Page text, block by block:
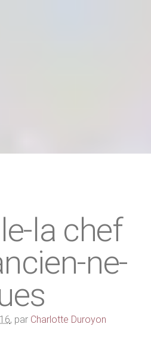
la chef
ne-
, par Charlotte Duroyon